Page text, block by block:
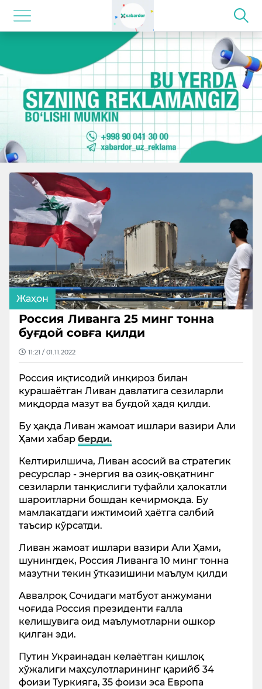
Жаҳон
Россия Ливанга 25 минг тонна
буғдой совға қилди
11:21 / 01.11.2022
Россия иқтисодий инқироз билан
курашаётган Ливан давлатига сезиларли
миқдорда мазут ва буғдой ҳадя қилди.
Бу ҳақда Ливан жамоат ишлари вазири Али
Ҳами хабар берди.
Келтирилшича, Ливан асосий ва стратегик
ресурслар - энергия ва озиқ-овқатнинг
сезиларли танқислиги туфайли ҳалокатли
шароитларни бошдан кечирмоқда. Бу
мамлакатдаги ижтимоий ҳаётга салбий
таъсир кўрсатди.
Ливан жамоат ишлари вазири Али Ҳами,
шунингдек, Россия Ливанга 10 минг тонна
мазутни текин ўтказишини маълум қилди
Аввалроқ Сочидаги матбуот анжумани
чоғида Россия президенти ғалла
келишувига оид маълумотларни ошкор
қилган эди.
Путин Украинадан келаётган қишлоқ
хўжалиги маҳсулотларининг қарийб 34
фоизи Туркияга, 35 фоизи эса Европа